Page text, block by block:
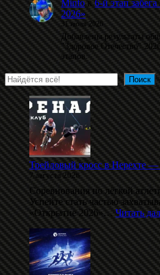
Minfoк6-й этап
2026»
31 июля 2026
Добавлены результаты
"Здоровое Отечество"
этапов.
Поиск Поиск
Трейловый кросс в Нерехте
7 августа 2026
Соревнования по лёгкой
Успейте стать частью
«Открытие 2026»…Читать